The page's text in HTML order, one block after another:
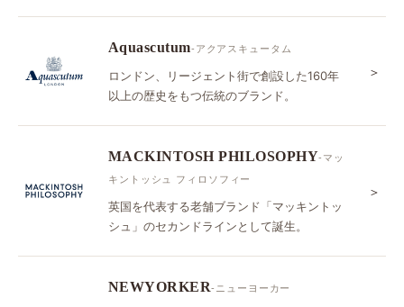
Aquascutum-アクアスキュータム
ロンドン、リージェント街で創設した160年
以上の歴史をもつ伝統のブランド。
＞
MACKINTOSH PHILOSOPHY-マッ
キントッシュ フィロソフィー
英国を代表する老舗ブランド「マッキントッ
シュ」のセカンドラインとして誕生。
＞
NEWYORKER-ニューヨーカー